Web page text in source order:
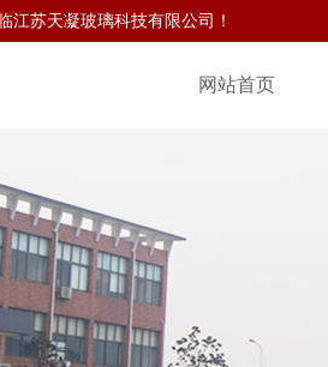
江苏天凝玻璃科技有限公司！
网站首页